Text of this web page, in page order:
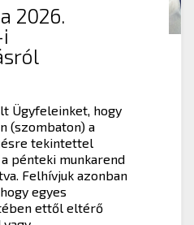
2026.
Ügyfeleinket, hogy
(szombaton) a
tekintettel
pénteki munkarend
Felhívjuk azonban
egyes
ettől eltérő